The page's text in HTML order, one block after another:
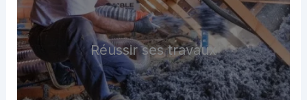
Réussir ses travaux